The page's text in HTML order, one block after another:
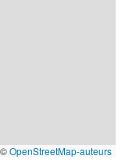
OpenStreetMap-auteurs